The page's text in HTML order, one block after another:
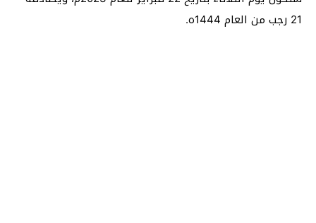
21 رجب من العام 1444ه.